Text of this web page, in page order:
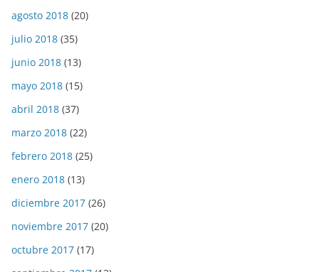
agosto 2018 (20)
julio 2018 (35)
junio 2018 (13)
mayo 2018 (15)
abril 2018 (37)
marzo 2018 (22)
febrero 2018 (25)
enero 2018 (13)
diciembre 2017 (26)
noviembre 2017 (20)
octubre 2017 (17)